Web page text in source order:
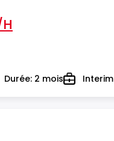
Durée: 2 moisTypeInterim